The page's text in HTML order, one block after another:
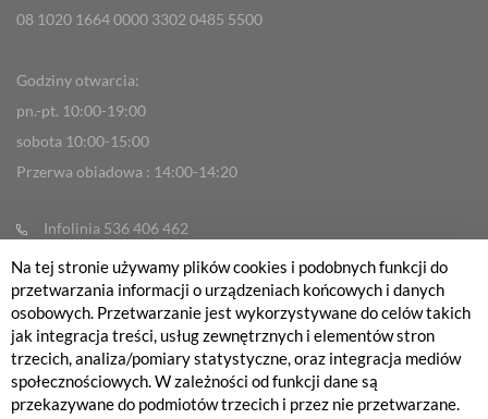
08 1020 1664 0000 3302 0485 5500
Godziny otwarcia:
pn.-pt. 10:00-19:00
sobota 10:00-15:00
Przerwa obiadowa : 14:00-14:20
Infolinia 536 406 462
info@fabrykarowerow.com
Reklamacje
sklep@fabrykarowerow.com
Serwis 505 700 393
serwis@fabrykarowerow.com
Na tej stronie używamy plików cookies i podobnych funkcji do
przetwarzania informacji o urządzeniach końcowych i danych
osobowych. Przetwarzanie jest wykorzystywane do celów takich
jak integracja treści, usług zewnętrznych i elementów stron
trzecich, analiza/pomiary statystyczne, oraz integracja mediów
społecznościowych. W zależności od funkcji dane są
przekazywane do podmiotów trzecich i przez nie przetwarzane.